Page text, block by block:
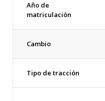
Año de
matriculación
Cambio
Tipo de tracción